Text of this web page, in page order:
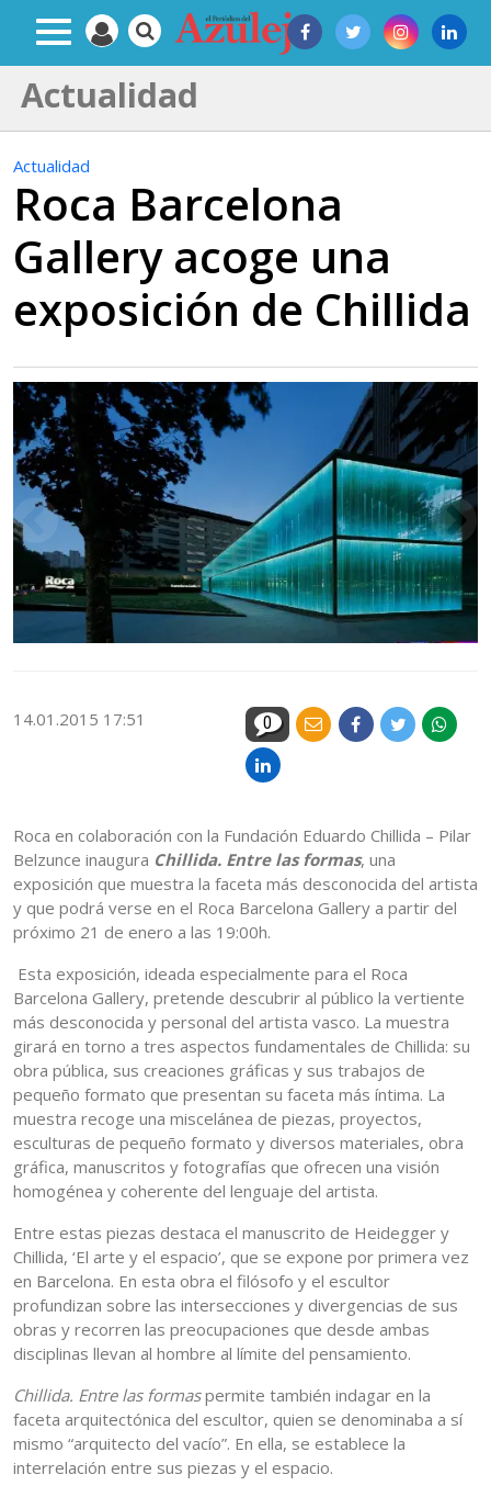
Actualidad
Actualidad
Roca Barcelona
Gallery acoge una
exposición de Chillida
14.01.2015 17:51 0
Roca en colaboración con la Fundación Eduardo Chillida – Pilar
Belzunce inaugura Chillida. Entre las formas, una
exposición que muestra la faceta más desconocida del artista
y que podrá verse en el Roca Barcelona Gallery a partir del
próximo 21 de enero a las 19:00h.
Esta exposición, ideada especialmente para el Roca
Barcelona Gallery, pretende descubrir al público la vertiente
más desconocida y personal del artista vasco. La muestra
girará en torno a tres aspectos fundamentales de Chillida: su
obra pública, sus creaciones gráficas y sus trabajos de
pequeño formato que presentan su faceta más íntima. La
muestra recoge una miscelánea de piezas, proyectos,
esculturas de pequeño formato y diversos materiales, obra
gráfica, manuscritos y fotografías que ofrecen una visión
homogénea y coherente del lenguaje del artista.
Entre estas piezas destaca el manuscrito de Heidegger y
Chillida, ‘El arte y el espacio’, que se expone por primera vez
en Barcelona. En esta obra el filósofo y el escultor
profundizan sobre las intersecciones y divergencias de sus
obras y recorren las preocupaciones que desde ambas
disciplinas llevan al hombre al límite del pensamiento.
Chillida. Entre las formaspermite también indagar en la
faceta arquitectónica del escultor, quien se denominaba a sí
mismo “arquitecto del vacío”. En ella, se establece la
interrelación entre sus piezas y el espacio.